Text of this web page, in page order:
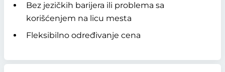
Bez jezičkih barijera ili problema sa
korišćenjem na licu mesta
Fleksibilno određivanje cena